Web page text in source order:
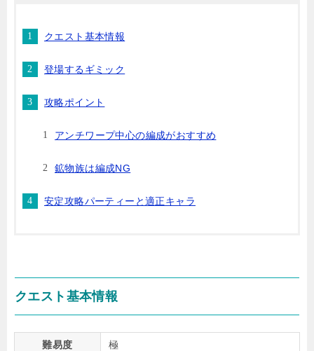
クエスト基本情報
登場するギミック
攻略ポイント
アンチワープ中心の編成がおすすめ
鉱物族は編成NG
安定攻略パーティーと適正キャラ
クエスト基本情報
難易度 極